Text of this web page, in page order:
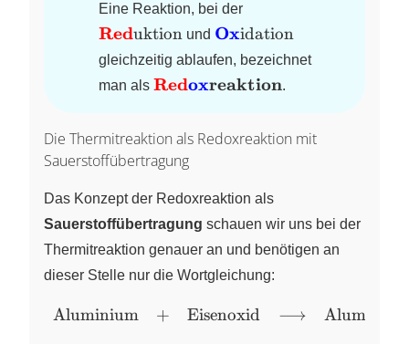
Eine Reaktion, bei der
{Red}}\text{uktion}
Reduktion und \textbf{\color{blue}
{Ox}}\text{idation}
Oxidation
gleichzeitig ablaufen, bezeichnet
man als \textbf{\color{red}
Redoxreaktion.
Die Thermitreaktion als Redoxreaktion mit
Sauerstoffübertragung
Das Konzept der Redoxreaktion als
Sauerstoffübertragung schauen wir uns bei der
Thermitreaktion genauer an und benötigen an
dieser Stelle nur die Wortgleichung:
\begin{array}{lclclcl}
Aluminium + Eisenoxid ⟶